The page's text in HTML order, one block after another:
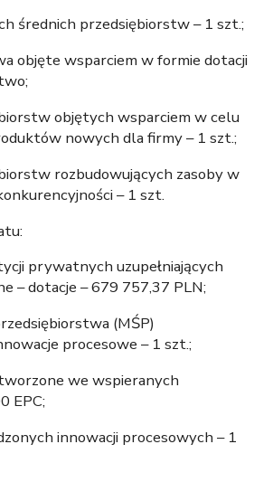
średnich przedsiębiorstw – 1 szt.;
objęte wsparciem w formie dotacji
objętych wsparciem w celu
nowych dla firmy – 1 szt.;
rozbudowujących zasoby w
– 1 szt.
prywatnych uzupełniających
– dotacje – 679 757,37 PLN;
(MŚP)
procesowe – 1 szt.;
we wspieranych
EPC;
innowacji procesowych – 1